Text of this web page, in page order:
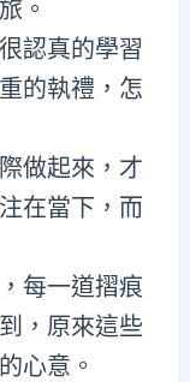
。
認真的學習
的執禮，怎
做起來，才
在當下，而
每一道摺痕
，原來這些
心意。